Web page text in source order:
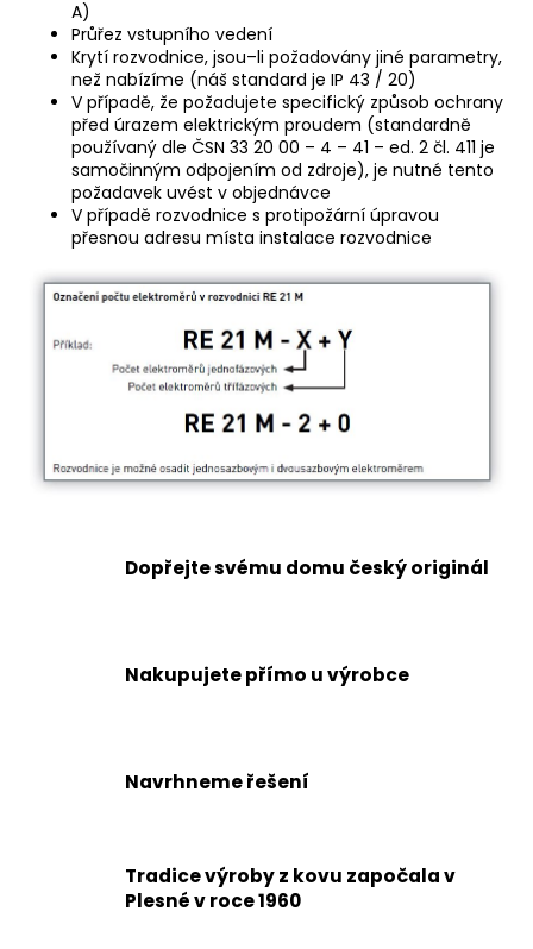
A)
Průřez vstupního vedení
Krytí rozvodnice, jsou–li požadovány jiné parametry,
než nabízíme (náš standard je IP 43 / 20)
V případě, že požadujete specifický způsob ochrany
před úrazem elektrickým proudem (standardně
používaný dle ČSN 33 20 00 – 4 – 41 – ed. 2 čl. 411 je
samočinným odpojením od zdroje), je nutné tento
požadavek uvést v objednávce
V případě rozvodnice s protipožární úpravou
přesnou adresu místa instalace rozvodnice
Dopřejte svému domu český originál
Nakupujete přímo u výrobce
Navrhneme řešení
Tradice výroby z kovu započala v
Plesné v roce 1960